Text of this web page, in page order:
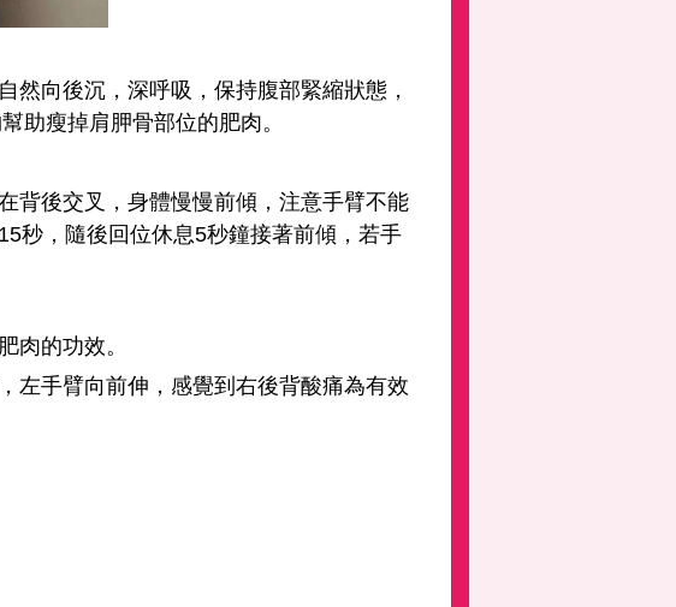
向後沉，深呼吸，保持腹部緊縮狀態，
助瘦掉肩胛骨部位的肥肉。
後交叉，身體慢慢前傾，注意手臂不能
秒，隨後回位休息5秒鐘接著前傾，若手
的功效。
手臂向前伸，感覺到右後背酸痛為有效